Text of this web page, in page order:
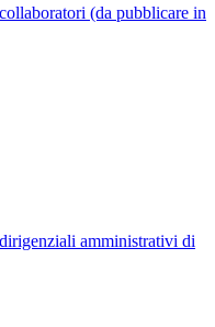
(da pubblicare in
amministrativi di